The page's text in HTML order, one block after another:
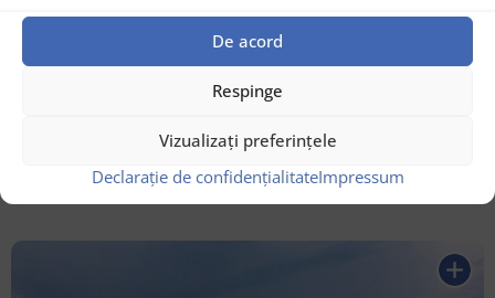
De acord
Respinge
Vizualizați preferințele
Declarație de confidențialitateImpressum
Caiac și SUP pe Lacul Siriu